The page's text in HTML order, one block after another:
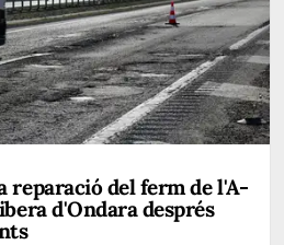
reparació del ferm de l'A-
d'Ondara després